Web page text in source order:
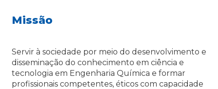
Missão
Servir à sociedade por meio do desenvolvimento e
disseminação do conhecimento em ciência e
tecnologia em Engenharia Química e formar
profissionais competentes, éticos com capacidade